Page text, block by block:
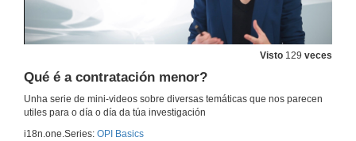
Visto 129 veces
Qué é a contratación menor?
Unha serie de mini-videos sobre diversas temáticas que nos parecen
utiles para o día o día da túa investigación
i18n.one.Series: OPI Basics
1 de mar. de 2022
1 de mar. de 2022